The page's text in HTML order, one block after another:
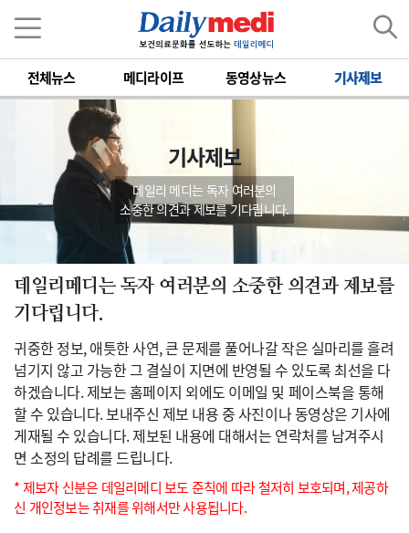
전체뉴스 메디라이프 동영상뉴스 기사제보
기사제보
데일리 메디는 독자 여러분의
소중한 의견과 제보를 기다립니다.
데일리메디는 독자 여러분의 소중한 의견과 제보를
기다립니다.
귀중한 정보, 애틋한 사연, 큰 문제를 풀어나갈 작은 실마리를 흘려
넘기지 않고 가능한 그 결실이 지면에 반영될 수 있도록 최선을 다
하겠습니다. 제보는 홈페이지 외에도 이메일 및 페이스북을 통해
할 수 있습니다. 보내주신 제보 내용 중 사진이나 동영상은 기사에
게재될 수 있습니다. 제보된 내용에 대해서는 연락처를 남겨주시
면 소정의 답례를 드립니다.
* 제보자 신분은 데일리메디 보도 준칙에 따라 철저히 보호되며, 제공하
신 개인정보는 취재를 위해서만 사용됩니다.